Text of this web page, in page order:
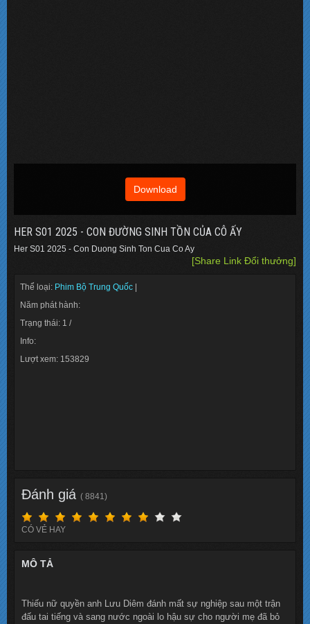
Download
HER S01 2025 - CON ĐƯỜNG SINH TỒN CỦA CÔ ẤY
Her S01 2025 - Con Duong Sinh Ton Cua Co Ay
[Share Link Đổi thưởng]
Thể loại: Phim Bộ Trung Quốc
Năm phát hành:
Trạng thái: 1 /
Info:
Lượt xem: 153829
Đánh giá ( 8841)
CÓ VẺ HAY
MÔ TẢ
Thiếu nữ quyền anh Lưu Diêm đánh mất sự nghiệp sau một trận
đấu tai tiếng và sang nước ngoài lo hậu sự cho người mẹ đã bỏ